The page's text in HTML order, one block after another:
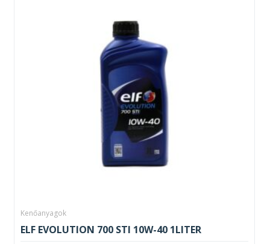
Kenőanyagok
ELF EVOLUTION 700 STI 10W-40 1LITER